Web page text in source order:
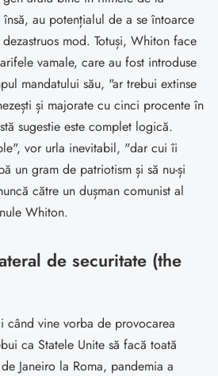
au potențialul de a se întoarce
mod. Totuși, Whiton face
vamale, care au fost introduse
mandatului său, "ar trebui extinse
și majorate cu cinci procente în
sugestie este complet logică.
vor urla inevitabil, "dar cui îi
un gram de patriotism și să nu-și
către un dușman comunist al
Whiton.
de securitate (the
când vine vorba de provocarea
ca Statele Unite să facă toată
Janeiro la Roma, pandemia a